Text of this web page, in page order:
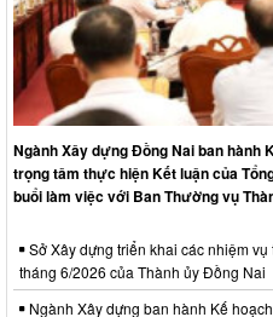
Ngành Xây dựng Đồng Nai ban hành
trọng tâm thực hiện Kết luận của
buổi làm việc với Ban Thường vụ
Sở Xây dựng triển khai các nhiệm
tháng 6/2026 của Thành ủy Đồng Nai
Ngành Xây dựng ban hành Kế